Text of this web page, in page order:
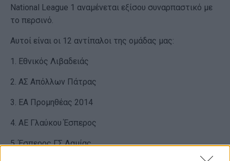
National League 1 αναμένεται εξίσου συναρπαστικό με
το περσινό.
Αυτοί είναι οι 12 αντίπαλοι της ομάδας μας:
1. Εθνικός Λιβαδειάς
2. ΑΣ Απόλλων Πάτρας
3. ΕΑ Προμηθέας 2014
4. ΑΕ Γλαύκου Έσπερος
5. Έσπερος ΓΣ Λαμίας